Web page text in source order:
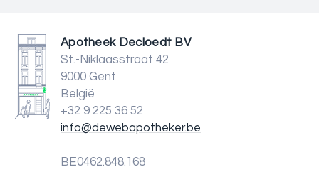
Apotheek Decloedt BV
St.-Niklaasstraat 42
9000 Gent
België
+32 9 225 36 52
info@dewebapotheker.be
BE0462.848.168